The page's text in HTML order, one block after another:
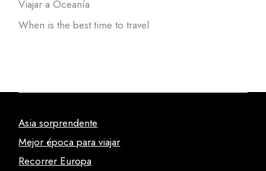
Viajar a Oceanía
When is the best time to travel
Asia sorprendente
Mejor época para viajar
Recorrer Europa